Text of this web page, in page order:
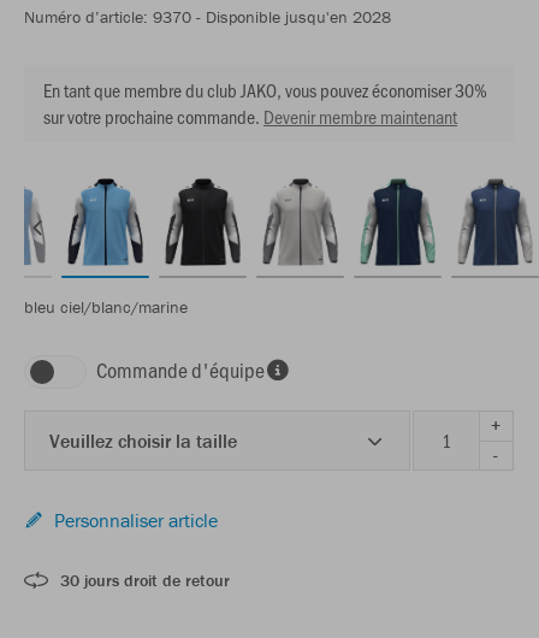
Numéro d’article: 9370 - Disponible jusqu'en 2028
En tant que membre du club JAKO, vous pouvez économiser 30%
sur votre prochaine commande. Devenir membre maintenant
bleu ciel/blanc/marine
Commande d'équipe
Veuillez choisir la taille
+
-
Personnaliser article
30 jours droit de retour